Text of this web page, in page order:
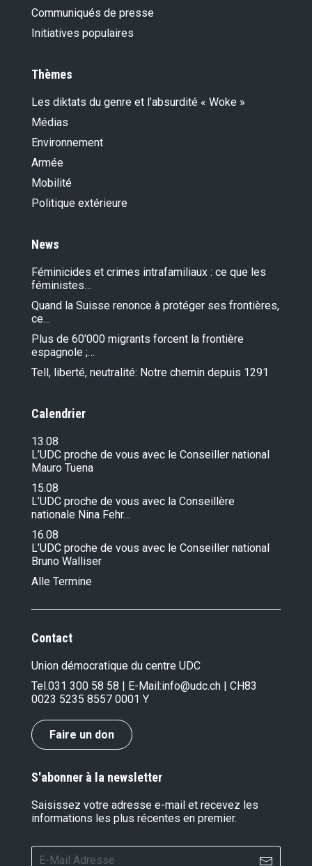
Communiqués de presse
Initiatives populaires
Thèmes
Les diktats du genre et l’absurdité « Woke »
Médias
Environnement
Armée
Mobilité
Politique extérieure
News
Féminicides et crimes intrafamiliaux : ce que les
féministes…
Quand la Suisse renonce à protéger ses frontières,
ce…
Plus de 60'000 migrants forcent la frontière
espagnole ;…
Tell, liberté, neutralité: Notre chemin depuis 1291
Calendrier
13.08
L’UDC proche de vous avec le Conseiller national
Mauro Tuena
15.08
L’UDC proche de vous avec la Conseillère
nationale Nina Fehr…
16.08
L’UDC proche de vous avec le Conseiller national
Bruno Walliser
Alle Termine
Contact
Union démocratique du centre UDC
Tel.031 300 58 58 | E-Mail:info@udc.ch | CH83
0023 5235 8557 0001 Y
Faire un don
S'abonner à la newsletter
Saisissez votre adresse e-mail et recevez les
informations les plus récentes en premier.